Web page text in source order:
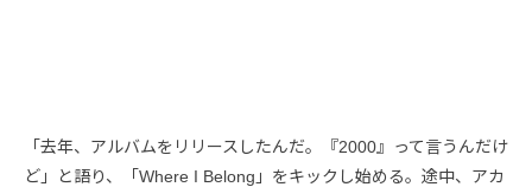
「去年、アルバムをリリースしたんだ。『2000』って言うんだけ
ど」と語り、「Where I Belong」をキックし始める。途中、アカ